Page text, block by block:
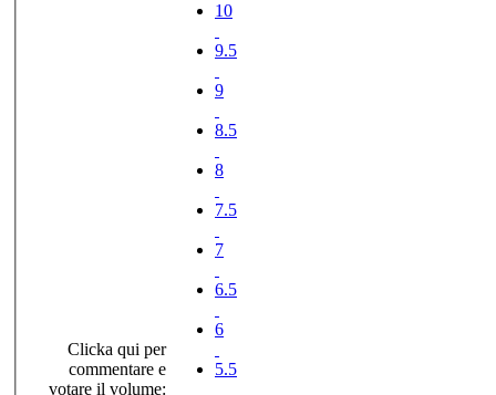
Clicka qui per
commentare e
votare il volume:
10
9.5
9
8.5
8
7.5
7
6.5
6
5.5